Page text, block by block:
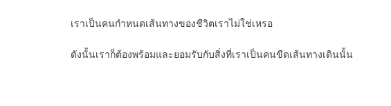
เราเป็นคนกำหนดเส้นทางของชีวิตเราไม่ใช่เหรอ
ดังนั้นเราก็ต้องพร้อมและยอมรับกับสิ่งที่เราเป็นคนขีดเส้นทางเดินนั้น